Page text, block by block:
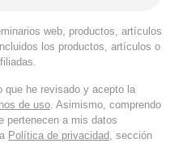
web, productos, artículos
los productos, artículos o
que he revisado y acepto la
de uso. Asimismo, comprendo
pertenecen a mis datos
Política de privacidad, sección